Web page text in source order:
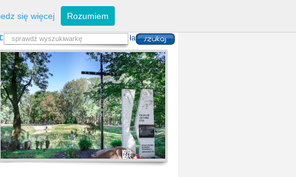
arządzanie kryzysowe
Rozwoju Dróg
lan zagospodarowania
D ziałalność gospodarcza
odatki i opłaty lokalne
i usług danych przestrzennych
się więcej Rozumiem